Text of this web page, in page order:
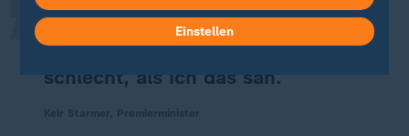
Es ist erschütternd - und als Vater
eines 17-Jährigen - wurde mir
schlecht, als ich das sah.
Einstellen